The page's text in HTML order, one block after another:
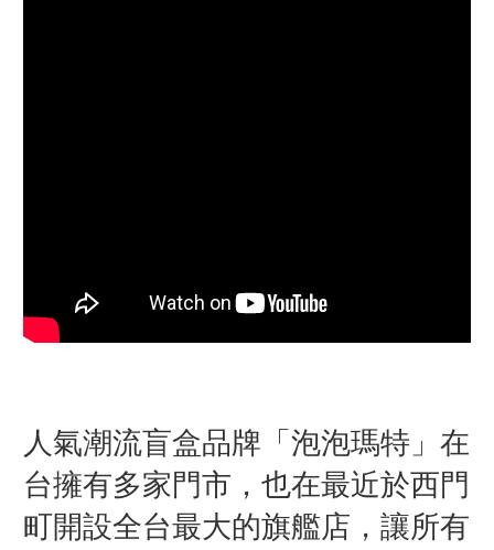
人氣潮流盲盒品牌「泡泡瑪特」在
台擁有多家門市，也在最近於西門
町開設全台最大的旗艦店，讓所有